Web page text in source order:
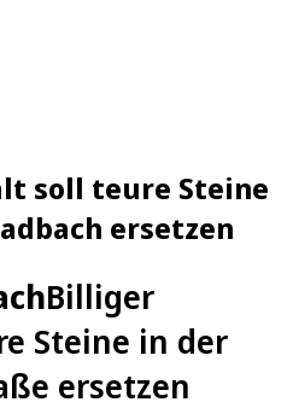
soll teure Steine
ersetzen
Billiger
Steine in der
ersetzen